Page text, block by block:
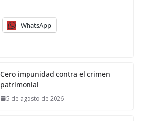
WhatsApp
Cero impunidad contra el crimen
patrimonial
5 de agosto de 2026